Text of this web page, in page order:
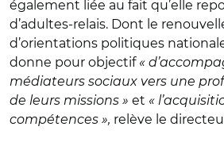
également liée au fait qu’elle
d’adultes-relais. Dont le
d’orientations politiques
donne pour objectif «
médiateurs sociaux vers une
de leurs missions » et «
compétences », relève le